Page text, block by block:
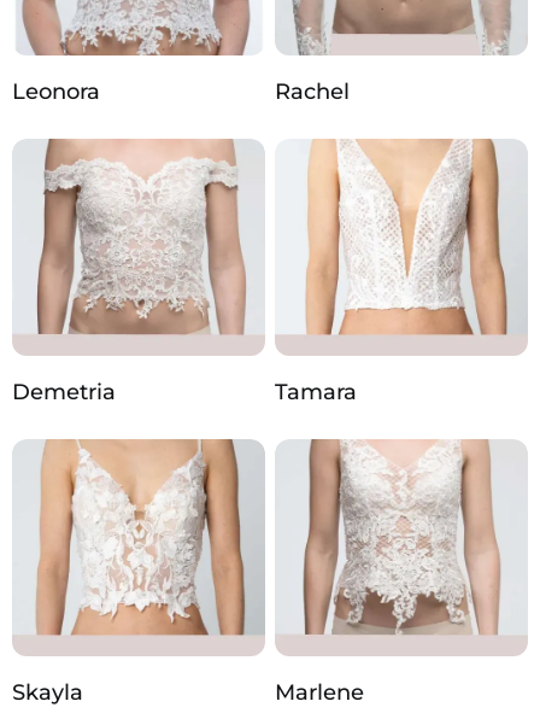
Leonora Rachel
Demetria Tamara
Skayla Marlene